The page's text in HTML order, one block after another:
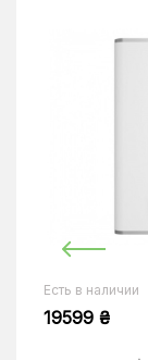
Есть в наличии
19599 ₴